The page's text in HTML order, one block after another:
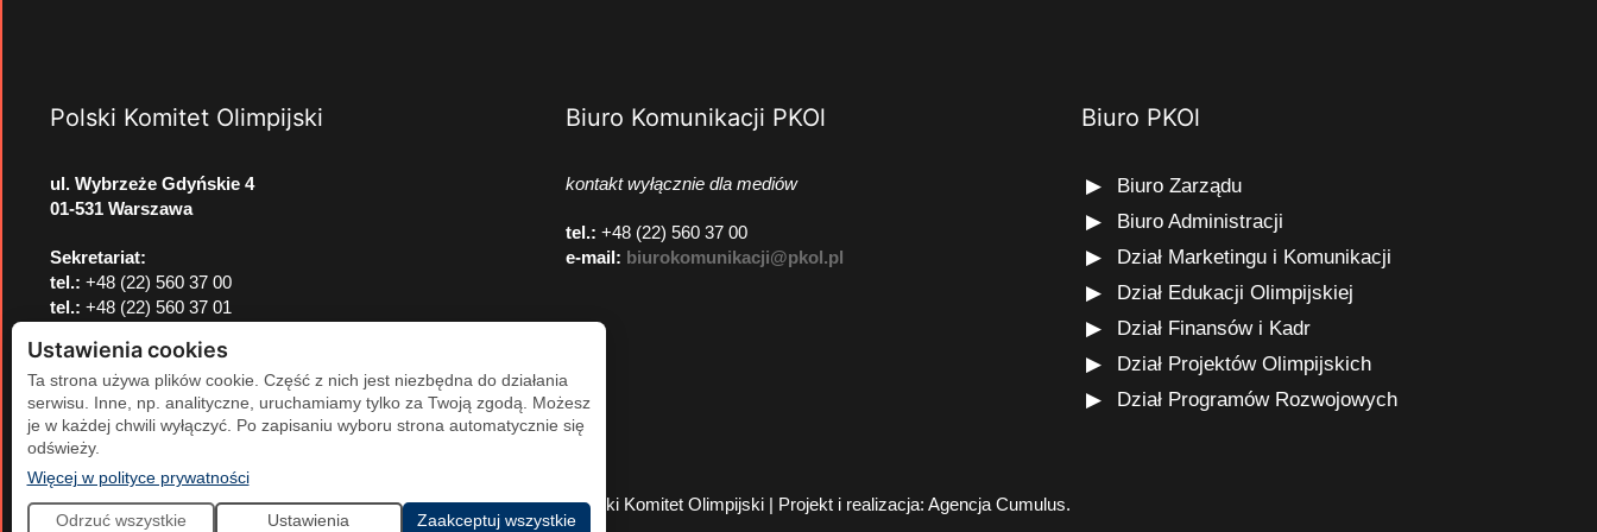
Polski Komitet Olimpijski
ul. Wybrzeże Gdyńskie 4
01-531 Warszawa
Sekretariat:
tel.: +48 (22) 560 37 00
tel.: +48 (22) 560 37 01
Biuro Komunikacji PKOl
kontakt wyłącznie dla mediów
tel.: +48 (22) 560 37 00
e-mail: biurokomunikacji@pkol.pl
Biuro PKOl
Biuro Zarządu
Biuro Administracji
Dział Marketingu i Komunikacji
Dział Edukacji Olimpijskiej
Dział Finansów i Kadr
Dział Projektów Olimpijskich
Dział Programów Rozwojowych
2026 Polski Komitet Olimpijski | Projekt i realizacja: Agencja Cumulus.
Ustawienia cookies
Ta strona używa plików cookie. Część z nich jest niezbędna do działania
serwisu. Inne, np. analityczne, uruchamiamy tylko za Twoją zgodą. Możesz
je w każdej chwili wyłączyć. Po zapisaniu wyboru strona automatycznie się
odświeży.
Więcej w polityce prywatności(otwiera się w nowej karcie)
Odrzuć wszystkie Ustawienia Zaakceptuj wszystkie